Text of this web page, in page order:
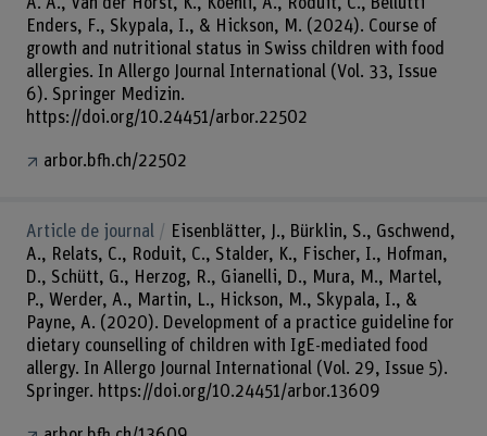
A. A., Van der Horst, K., Koehli, A., Roduit, C., Bellutti
Enders, F., Skypala, I., & Hickson, M. (2024). Course of
growth and nutritional status in Swiss children with food
allergies. In Allergo Journal International (Vol. 33, Issue
6). Springer Medizin.
https://doi.org/10.24451/arbor.22502
arbor.bfh.ch/22502
Article de journal
Eisenblätter, J., Bürklin, S., Gschwend,
A., Relats, C., Roduit, C., Stalder, K., Fischer, I., Hofman,
D., Schütt, G., Herzog, R., Gianelli, D., Mura, M., Martel,
P., Werder, A., Martin, L., Hickson, M., Skypala, I., &
Payne, A. (2020). Development of a practice guideline for
dietary counselling of children with IgE-mediated food
allergy. In Allergo Journal International (Vol. 29, Issue 5).
Springer. https://doi.org/10.24451/arbor.13609